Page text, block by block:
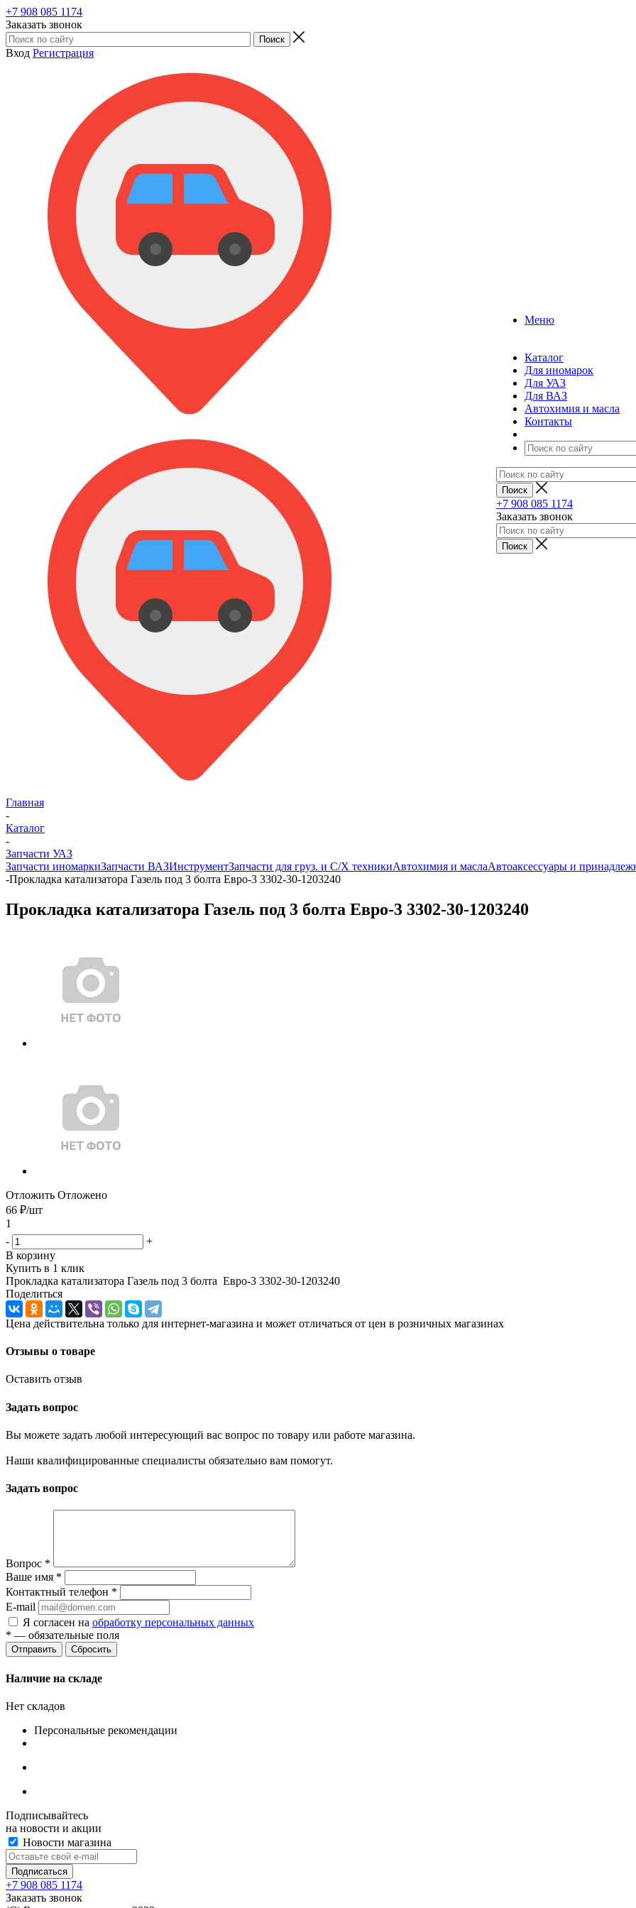
+7 908 085 1174
Заказать звонок
Вход Регистрация
Меню
Каталог
Для иномарок
Для УАЗ
Для ВАЗ
Автохимия и масла
Контакты
+7 908 085 1174
Заказать звонок
Главная
-
Каталог
-
Запчасти УАЗ
Запчасти иномаркиЗапчасти ВАЗИнструментЗапчасти для груз. и С/Х техникиАвтохимия и маслаАвтоаксессуары и
-Прокладка катализатора Газель под 3 болта Евро-3 3302-30-1203240
Прокладка катализатора Газель под 3 болта Евро-3 3302-30-1203240
Отложить Отложено
66 ₽/шт
1
-
+
В корзину
Купить в 1 клик
Прокладка катализатора Газель под 3 болта Евро-3 3302-30-1203240
Поделиться
Цена действительна только для интернет-магазина и может отличаться от цен в розничных магазинах
Отзывы о товаре
Оставить отзыв
Задать вопрос
Вы можете задать любой интересующий вас вопрос по товару или работе магазина.
Наши квалифицированные специалисты обязательно вам помогут.
Задать вопрос
Вопрос *
Ваше имя *
Контактный телефон *
E-mail
Я согласен на обработку персональных данных
* — обязательные поля
Сбросить
Наличие на складе
Нет складов
Персональные рекомендации
Подписывайтесь
на новости и акции
Новости магазина
+7 908 085 1174
Заказать звонок